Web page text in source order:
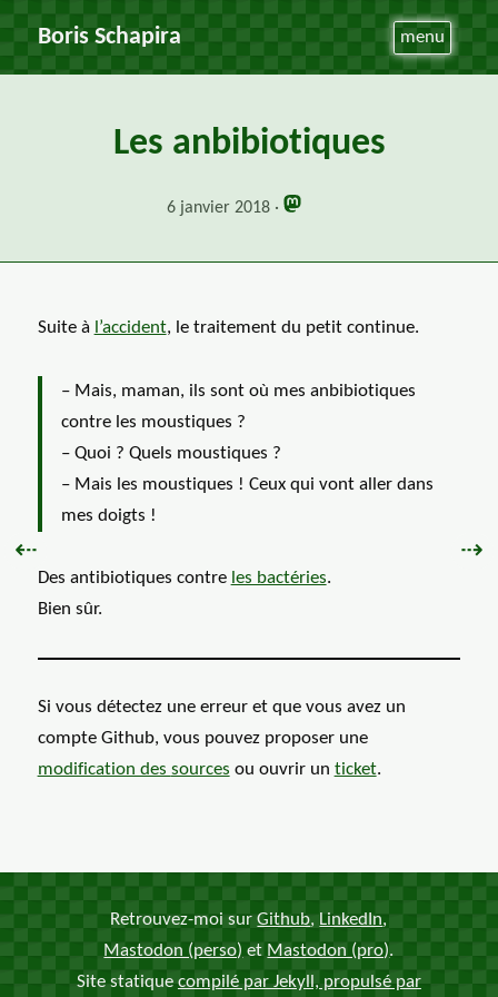
Boris Schapira menu
Les anbibiotiques
6 janvier 2018
Suite à l’accident, le traitement du petit continue.
– Mais, maman, ils sont où mes anbibiotiques
contre les moustiques ?
– Quoi ? Quels moustiques ?
– Mais les moustiques ! Ceux qui vont aller dans
mes doigts !
Des antibiotiques contre les bactéries.
Bien sûr.
Si vous détectez une erreur et que vous avez un
compte Github, vous pouvez proposer une
modification des sources ou ouvrir un ticket.
Précédent :
⇠ ⇢
Retrouvez-moi surGithub, LinkedIn,
Mastodon (perso) et Mastodon (pro).
Site statique compilé par Jekyll, propulsé par